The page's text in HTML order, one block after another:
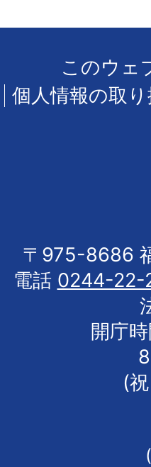
このウェ
個人情報の取
〒975-8686
電話 0244-22-
開庁
(